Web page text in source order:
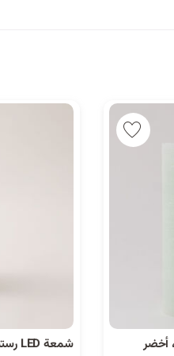
ك
ب
شمعة LED رستيك 10*20 سم أبيض